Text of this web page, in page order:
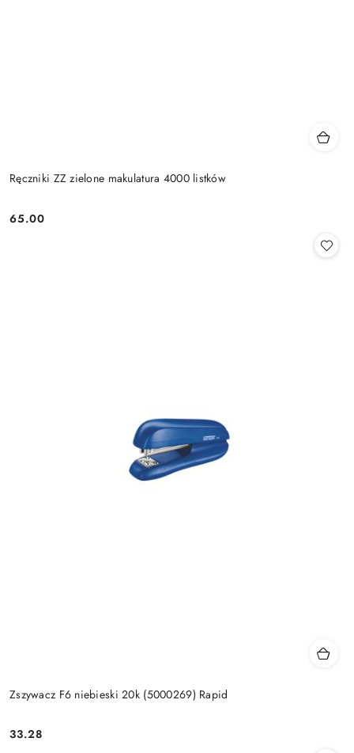
Ręczniki ZZ zielone makulatura 4000 listków
Cena:
65.00
Zszywacz F6 niebieski 20k (5000269) Rapid
Cena:
33.28